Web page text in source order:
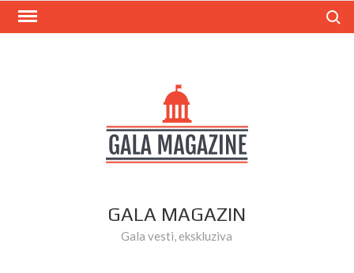
Skip
GALA MAGAZIN
Gala vesti, ekskluziva